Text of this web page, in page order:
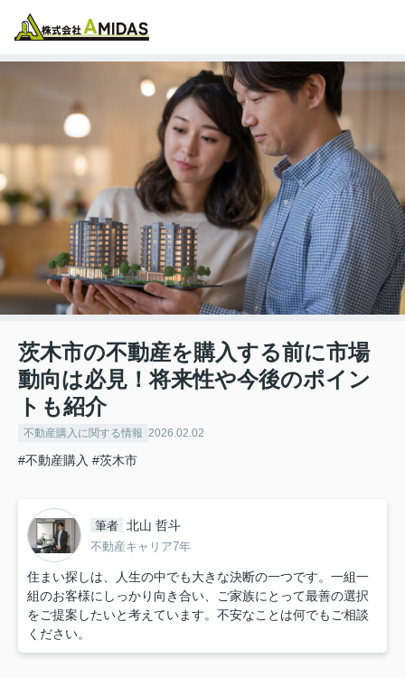
茨木市の不動産を購入する前に市場
動向は必見！将来性や今後のポイン
トも紹介
不動産購入に関する情報 2026.02.02
#不動産購入 #茨木市
筆者 北山 哲斗
不動産キャリア7年
住まい探しは、人生の中でも大きな決断の一つです。一組一
組のお客様にしっかり向き合い、ご家族にとって最善の選択
をご提案したいと考えています。不安なことは何でもご相談
ください。